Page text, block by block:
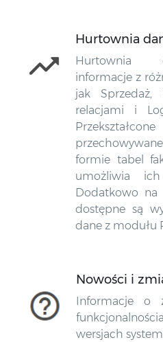
Hurtownia
Hurtownia
informacje z
jak Sprzedaż,
relacjami i
formie tabel
umożliwia
Dodatkowo na
dostępne są
dane z modułu
Nowości i
Informacje o
wersjach